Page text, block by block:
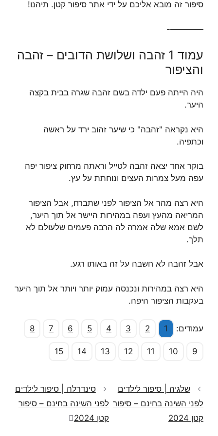
y
i
d
e
סיפור זה מובא אליכם על ידי אתר סיפור קטן. תיהנו!
————-
עמוד 1 זהבה ושלושת הדובים – זהבה
והציפור
היה הייתה פעם ילדה בשם זהבה שגרה בבית בקצה
היער.
היא נקראה "זהבה" כי שיער זהוב ירד על ראשה
וכתפיה.
בוקר אחד יצאה זהבה לטייל וראתה מרחוק ציפור יפה
עפה מעל צמרות העצים ונוחתת על עץ.
היא רצה מהר אל הציפור לפני שתברח, אבל הציפור
המריאה מהעץ ועפה במהירות היישר אל תוך היער,
לשם אמא שלה אמרה לה הרבה פעמים שלעולם לא
תלך.
אבל זהבה לא חשבה על זה באותו רגע.
היא רצה במהירות ונכנסה עמוק יותר ויותר אל תוך היער
בעקבות הציפור היפה.
עמודים: 1
2
3
4
5
6
7
8
9
10
11
12
13
14
15
שלגיה | סיפור לילדים
לפני השינה בחינם – סיפור
קטן 2024
סינדרלה | סיפור לילדים
לפני השינה בחינם – סיפור
קטן 2024